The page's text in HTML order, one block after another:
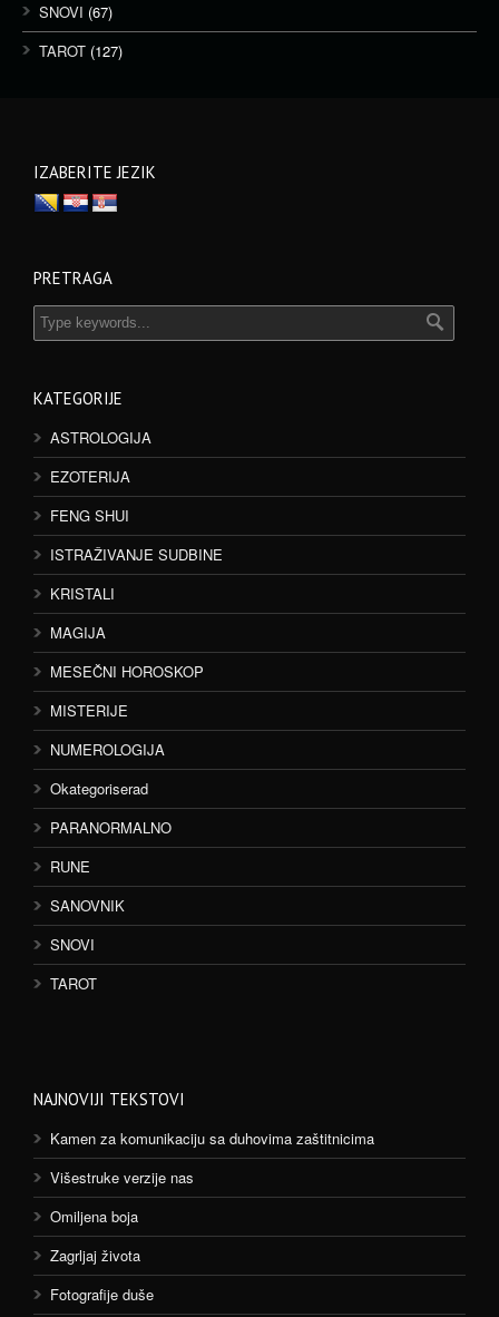
SNOVI (67)
TAROT (127)
IZABERITE JEZIK
PRETRAGA
KATEGORIJE
ASTROLOGIJA
EZOTERIJA
FENG SHUI
ISTRAŽIVANJE SUDBINE
KRISTALI
MAGIJA
MESEČNI HOROSKOP
MISTERIJE
NUMEROLOGIJA
Okategoriserad
PARANORMALNO
RUNE
SANOVNIK
SNOVI
TAROT
NAJNOVIJI TEKSTOVI
Kamen za komunikaciju sa duhovima zaštitnicima
Višestruke verzije nas
Omiljena boja
Zagrljaj života
Fotografije duše